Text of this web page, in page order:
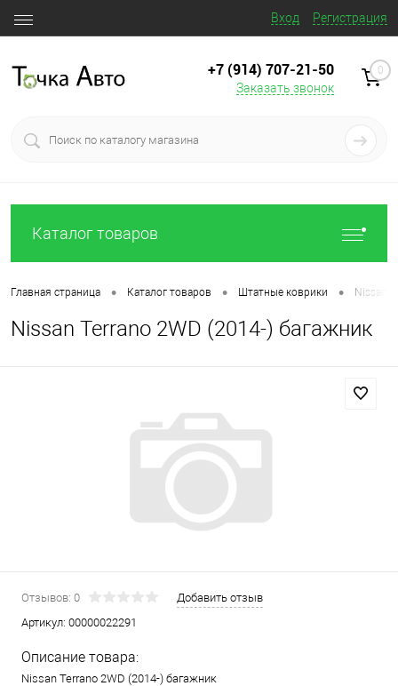
Вход Регистрация
+7 (914) 707‒21‒50
Заказать звонок
0
Каталог товаров
Главная страница • Каталог товаров • Штатные коврики • Nissan
Nissan Terrano 2WD (2014-) багажник
Отзывов: 0
Добавить отзыв
Артикул: 00000022291
Описание товара:
Nissan Terrano 2WD (2014-) багажник